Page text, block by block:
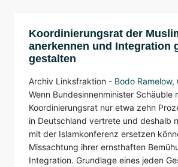
Koordinierungsrat der
anerkennen und Integration
gestalten
Archiv Linksfraktion - Bodo Ramelow,
Wenn Bundesinnenminister Schäuble
Koordinierungsrat nur etwa zehn
in Deutschland vertrete und deshalb
mit der Islamkonferenz ersetzen
Missachtung ihrer ernsthaften
Integration. Grundlage eines jeden